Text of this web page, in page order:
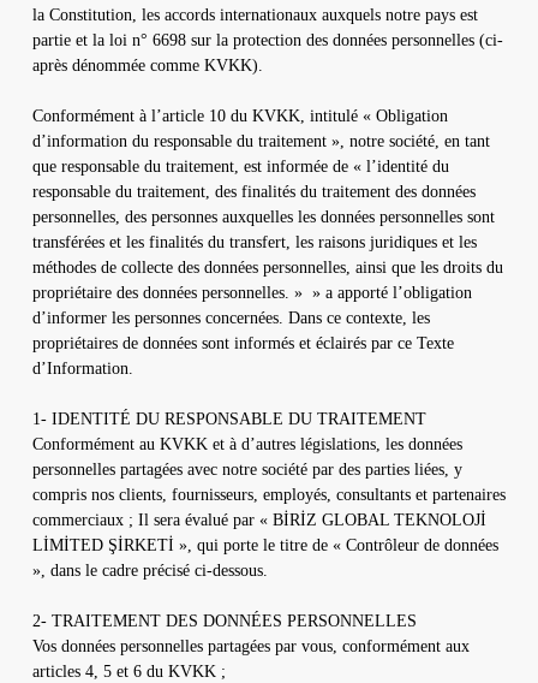
la Constitution, les accords internationaux auxquels notre pays est
partie et la loi n° 6698 sur la protection des données personnelles (ci-
après dénommée comme KVKK).
Conformément à l’article 10 du KVKK, intitulé « Obligation
d’information du responsable du traitement », notre société, en tant
que responsable du traitement, est informée de « l’identité du
responsable du traitement, des finalités du traitement des données
personnelles, des personnes auxquelles les données personnelles sont
transférées et les finalités du transfert, les raisons juridiques et les
méthodes de collecte des données personnelles, ainsi que les droits du
propriétaire des données personnelles. » » a apporté l’obligation
d’informer les personnes concernées. Dans ce contexte, les
propriétaires de données sont informés et éclairés par ce Texte
d’Information.
1- IDENTITÉ DU RESPONSABLE DU TRAITEMENT
Conformément au KVKK et à d’autres législations, les données
personnelles partagées avec notre société par des parties liées, y
compris nos clients, fournisseurs, employés, consultants et partenaires
commerciaux ; Il sera évalué par « BİRİZ GLOBAL TEKNOLOJİ
LİMİTED ŞİRKETİ », qui porte le titre de « Contrôleur de données
», dans le cadre précisé ci-dessous.
2- TRAITEMENT DES DONNÉES PERSONNELLES
Vos données personnelles partagées par vous, conformément aux
articles 4, 5 et 6 du KVKK ;